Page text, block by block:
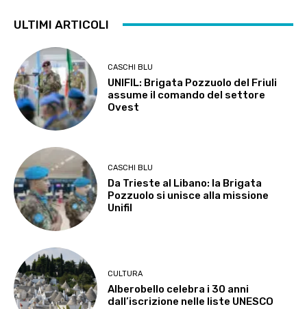
ULTIMI ARTICOLI
CASCHI BLU
UNIFIL: Brigata Pozzuolo del Friuli
assume il comando del settore
Ovest
CASCHI BLU
Da Trieste al Libano: la Brigata
Pozzuolo si unisce alla missione
Unifil
CULTURA
Alberobello celebra i 30 anni
dall’iscrizione nelle liste UNESCO